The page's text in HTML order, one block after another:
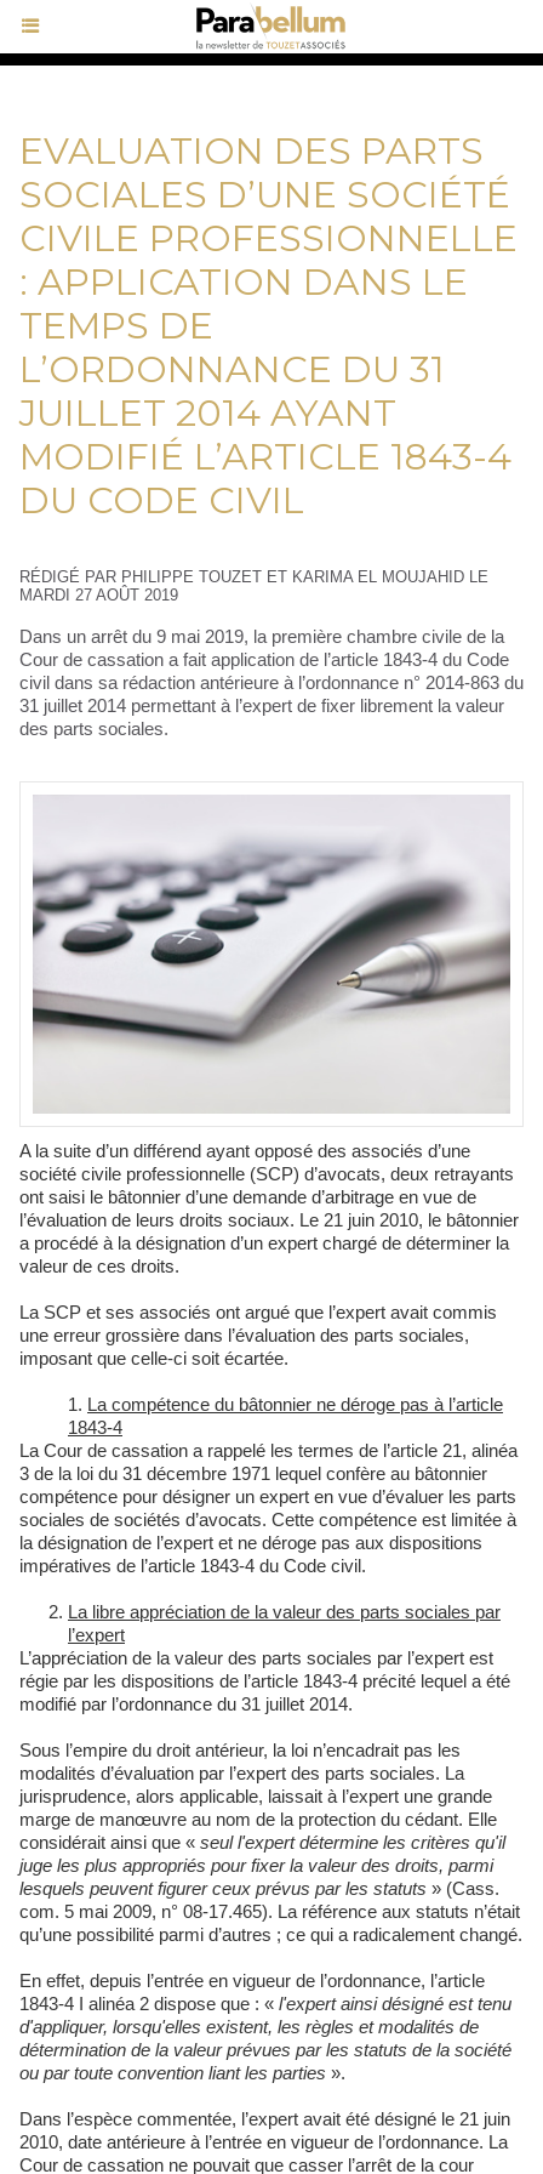
EVALUATION DES PARTS
SOCIALES D’UNE SOCIÉTÉ
CIVILE PROFESSIONNELLE
: APPLICATION DANS LE
TEMPS DE
L’ORDONNANCE DU 31
JUILLET 2014 AYANT
MODIFIÉ L’ARTICLE 1843-4
DU CODE CIVIL
RÉDIGÉ PAR PHILIPPE TOUZET ET KARIMA EL MOUJAHID LE
MARDI 27 AOÛT 2019
Dans un arrêt du 9 mai 2019, la première chambre civile de la
Cour de cassation a fait application de l’article 1843-4 du Code
civil dans sa rédaction antérieure à l’ordonnance n° 2014-863 du
31 juillet 2014 permettant à l’expert de fixer librement la valeur
des parts sociales.
A la suite d’un différend ayant opposé des associés d’une
société civile professionnelle (SCP) d’avocats, deux retrayants
ont saisi le bâtonnier d’une demande d’arbitrage en vue de
l’évaluation de leurs droits sociaux. Le 21 juin 2010, le bâtonnier
a procédé à la désignation d’un expert chargé de déterminer la
valeur de ces droits.
La SCP et ses associés ont argué que l’expert avait commis
une erreur grossière dans l’évaluation des parts sociales,
imposant que celle-ci soit écartée.
La compétence du bâtonnier ne déroge pas à l’article
1843-4
La Cour de cassation a rappelé les termes de l’article 21, alinéa
3 de la loi du 31 décembre 1971 lequel confère au bâtonnier
compétence pour désigner un expert en vue d’évaluer les parts
sociales de sociétés d’avocats. Cette compétence est limitée à
la désignation de l’expert et ne déroge pas aux dispositions
impératives de l’article 1843-4 du Code civil.
La libre appréciation de la valeur des parts sociales par
l’expert
L’appréciation de la valeur des parts sociales par l’expert est
régie par les dispositions de l’article 1843-4 précité lequel a été
modifié par l’ordonnance du 31 juillet 2014.
Sous l’empire du droit antérieur, la loi n’encadrait pas les
modalités d’évaluation par l’expert des parts sociales. La
jurisprudence, alors applicable, laissait à l’expert une grande
marge de manœuvre au nom de la protection du cédant. Elle
considérait ainsi que « seul l'expert détermine les critères qu'il
juge les plus appropriés pour fixer la valeur des droits, parmi
lesquels peuvent figurer ceux prévus par les statuts » (Cass.
com. 5 mai 2009, n° 08-17.465). La référence aux statuts n’était
qu’une possibilité parmi d’autres ; ce qui a radicalement changé.
En effet, depuis l’entrée en vigueur de l’ordonnance, l’article
1843-4 I alinéa 2 dispose que : « l'expert ainsi désigné est tenu
d'appliquer, lorsqu'elles existent, les règles et modalités de
détermination de la valeur prévues par les statuts de la société
ou par toute convention liant les parties ».
Dans l’espèce commentée, l’expert avait été désigné le 21 juin
2010, date antérieure à l’entrée en vigueur de l’ordonnance. La
Cour de cassation ne pouvait que casser l’arrêt de la cour